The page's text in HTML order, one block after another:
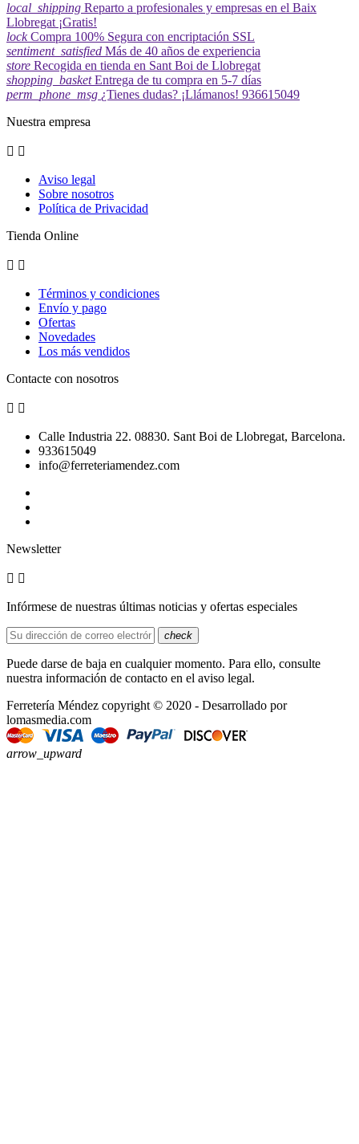
local_shipping Reparto a profesionales y empresas en el Baix
Llobregat ¡Gratis!
lock Compra 100% Segura con encriptación SSL
sentiment_satisfied Más de 40 años de experiencia
store Recogida en tienda en Sant Boi de Llobregat
shopping_basket Entrega de tu compra en 5-7 días
perm_phone_msg ¿Tienes dudas? ¡Llámanos! 936615049
Nuestra empresa
 
Aviso legal
Sobre nosotros
Política de Privacidad
Tienda Online
 
Términos y condiciones
Envío y pago
Ofertas
Novedades
Los más vendidos
Contacte con nosotros
 
Calle Industria 22. 08830. Sant Boi de Llobregat, Barcelona.
933615049
info@ferreteriamendez.com
Newsletter
 
Infórmese de nuestras últimas noticias y ofertas especiales
check
Puede darse de baja en cualquier momento. Para ello, consulte
nuestra información de contacto en el aviso legal.
Ferretería Méndez copyright © 2020 - Desarrollado por
lomasmedia.com
arrow_upward